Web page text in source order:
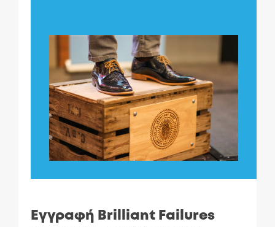
Εγγραφή Brilliant Failures